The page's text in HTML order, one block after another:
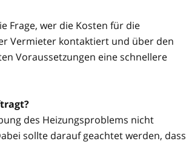
Frage, wer die Kosten für die
Vermieter kontaktiert und über den
Voraussetzungen eine schnellere
des Heizungsproblems nicht
sollte darauf geachtet werden, dass